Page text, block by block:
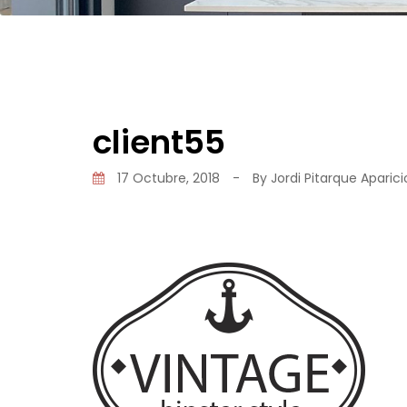
client55
17 Octubre, 2018 - By Jordi Pitarque